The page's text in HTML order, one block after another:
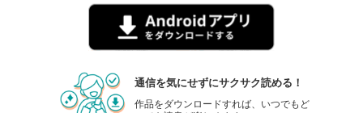
通信を気にせずにサクサク読める！
作品をダウンロードすれば、いつでもど